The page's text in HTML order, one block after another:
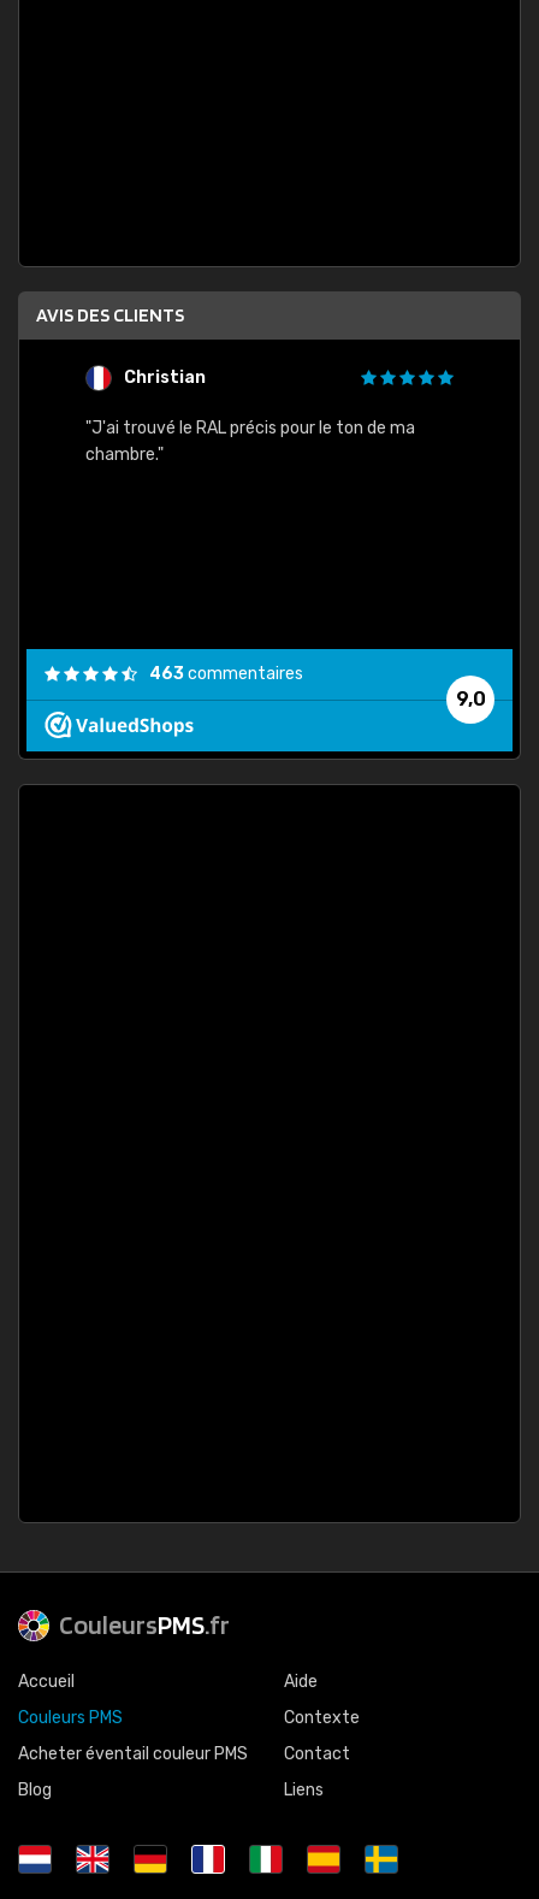
AVIS DES CLIENTS
Christian
"J'ai trouvé le RAL précis pour le ton de ma
chambre."
9,0
463commentaires
CouleursPMS.fr
Accueil
Couleurs PMS
Acheter éventail couleur PMS
Blog
Aide
Contexte
Contact
Liens